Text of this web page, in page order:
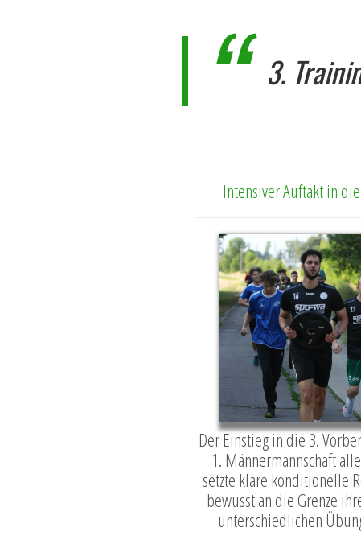
3.
Intensiver Auftakt in
Der Einstieg in die 3.
1. Männermannschaft
setzte klare konditionelle
bewusst an die Grenze
unterschiedlichen